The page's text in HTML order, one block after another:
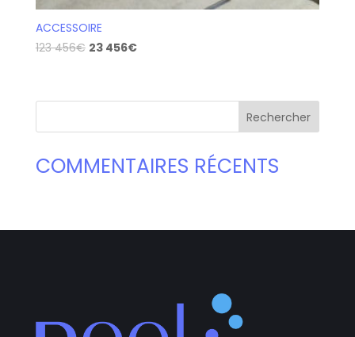
ACCESSOIRE
123 456€ 23 456€
COMMENTAIRES RÉCENTS